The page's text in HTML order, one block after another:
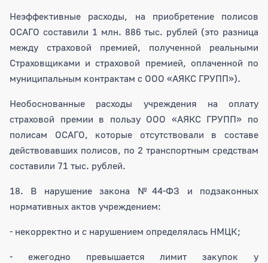
Неэффективные расходы, на приобретение полисов
ОСАГО составили 1 млн. 886 тыс. рублей (это разница
между страховой премией, полученной реальными
Страховщиками и страховой премией, оплаченной по
муниципальным контрактам с ООО «АЯКС ГРУПП»).
Необоснованные расходы учреждения на оплату
страховой премии в пользу ООО «АЯКС ГРУПП» по
полисам ОСАГО, которые отсутствовали в составе
действовавших полисов, по 2 транспортным средствам
составили 71 тыс. рублей.
18. В нарушение закона №44-ФЗ и подзаконных
нормативных актов учреждением:
- некорректно и с нарушением определялась НМЦК;
- ежегодно превышается лимит закупок у